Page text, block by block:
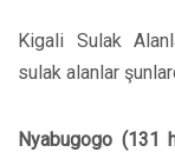
Kigali Sulak
sulak alanlar
Nyabugogo (131